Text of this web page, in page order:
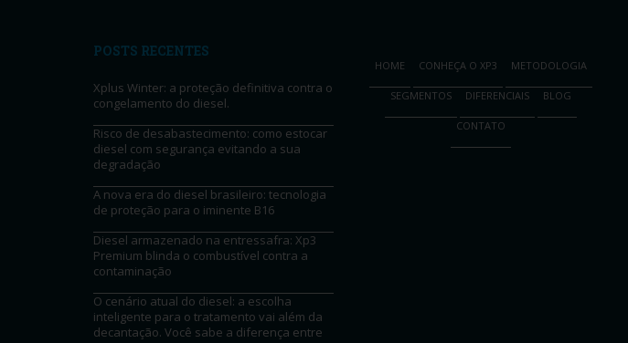
POSTS RECENTES
Xplus Winter: a proteção definitiva contra o
congelamento do diesel.
Risco de desabastecimento: como estocar
diesel com segurança evitando a sua
degradação
A nova era do diesel brasileiro: tecnologia
de proteção para o iminente B16
Diesel armazenado na entressafra: Xp3
Premium blinda o combustível contra a
contaminação
O cenário atual do diesel: a escolha
inteligente para o tratamento vai além da
decantação. Você sabe a diferença entre
HOME CONHEÇA O XP3 METODOLOGIA
SEGMENTOS DIFERENCIAIS BLOG
CONTATO